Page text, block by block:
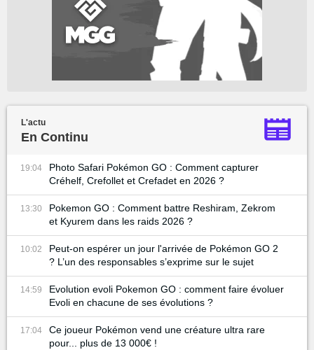
L'actu
En Continu
19:04
Photo Safari Pokémon GO : Comment capturer
Créhelf, Crefollet et Crefadet en 2026 ?
13:30
Pokemon GO : Comment battre Reshiram, Zekrom
et Kyurem dans les raids 2026 ?
10:02
Peut-on espérer un jour l'arrivée de Pokémon GO 2
? L’un des responsables s’exprime sur le sujet
14:59
Evolution evoli Pokemon GO : comment faire évoluer
Evoli en chacune de ses évolutions ?
17:04
Ce joueur Pokémon vend une créature ultra rare
pour... plus de 13 000€ !